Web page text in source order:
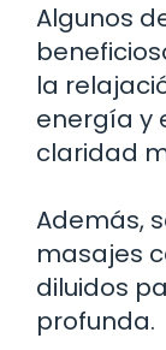
Algunos
la
energía y
claridad
Además,
masajes
diluidos
profunda.